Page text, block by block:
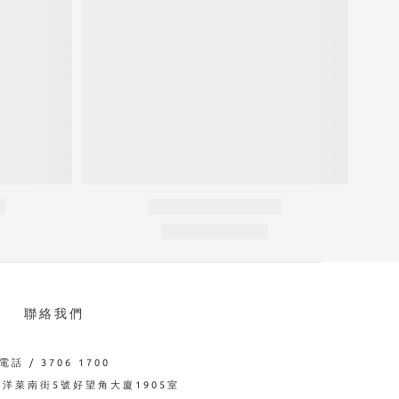
聯絡我們
電話 / 3706 1700
菜南街5號好望角大廈1905室